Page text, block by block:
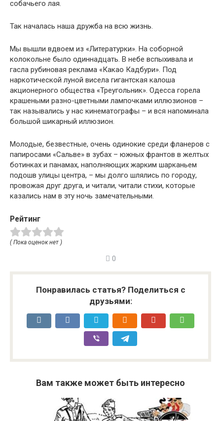
собачьего лая.
Так началась наша дружба на всю жизнь.
Мы вышли вдвоем из «Литературки». На соборной
колокольне было одиннадцать. В небе вспыхивала и
гасла рубиновая реклама «Какао Кадбури». Под
наркотической луной висела гигантская калоша
акционерного общества «Треугольник». Одесса горела
крашеными разно-цветными лампочками иллюзионов –
так назывались у нас кинематографы – и вся напоминала
большой шикарный иллюзион.
Молодые, безвестные, очень одинокие среди фланеров с
папиросами «Сальве» в зубах – южных франтов в желтых
ботинках и панамах, наполняющих жарким шарканьем
подошв улицы центра, – мы долго шлялись по городу,
провожая друг друга, и читали, читали стихи, которые
казались нам в эту ночь замечательными.
Рейтинг
( Пока оценок нет )
0
Понравилась статья? Поделиться с
друзьями:
Вам также может быть интересно